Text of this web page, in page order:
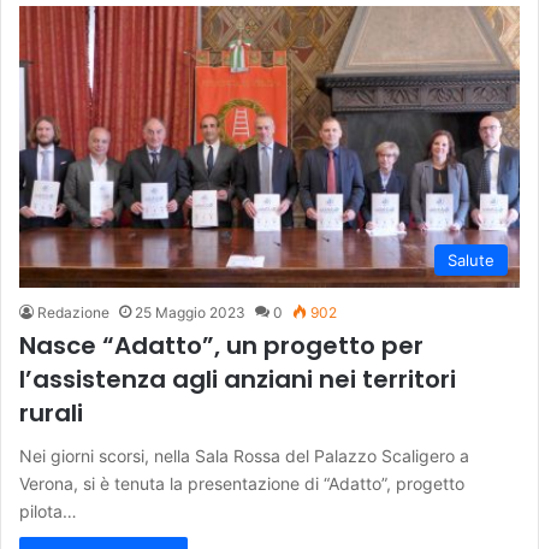
Salute
Redazione 25 Maggio 2023 0 902
Nasce “Adatto”, un progetto per
l’assistenza agli anziani nei territori
rurali
Nei giorni scorsi, nella Sala Rossa del Palazzo Scaligero a
Verona, si è tenuta la presentazione di “Adatto”, progetto
pilota…